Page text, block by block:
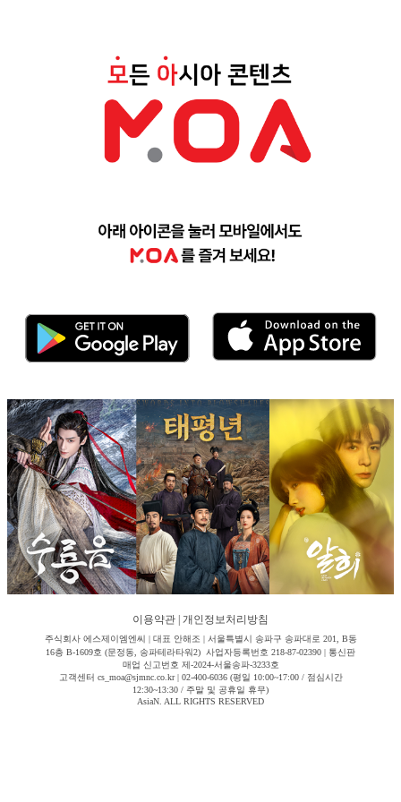
이용약관 개인정보처리방침
주식회사 에스제이엠엔씨 | 대표 안해조 | 서울특별시 송파구 송파대로 201, B동
16층 B-1609호 (문정동, 송파테라타워2) 사업자등록번호 218-87-02390 | 통신판
매업 신고번호 제-2024-서울송파-3233호
고객센터 cs_moa@sjmnc.co.kr | 02-400-6036 (평일 10:00~17:00 / 점심시간
12:30~13:30 / 주말 및 공휴일 휴무)
AsiaN. ALL RIGHTS RESERVED